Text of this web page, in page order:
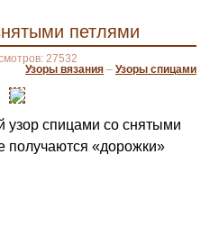
петлями
27532
Узоры вязания – Узоры спицами
узор спицами со снятыми
получаются «дорожки»